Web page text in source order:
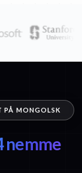
PÅ MONGOLSK
nemme